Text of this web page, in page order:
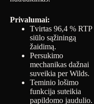
Privalumai:
Tvirtas 96,4 % RTP
siūlo sąžiningą
žaidimą.
Persukimo
mechanikas dažnai
suveikia per Wilds.
Teminio lošimo
funkcija suteikia
papildomo jaudulio.